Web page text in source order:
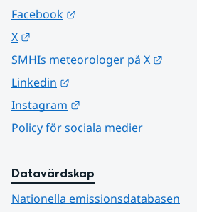
Facebook
X
SMHIs meteorologer på X
Linkedin
Instagram
Policy för sociala medier
Datavärdskap
Nationella emissionsdatabasen